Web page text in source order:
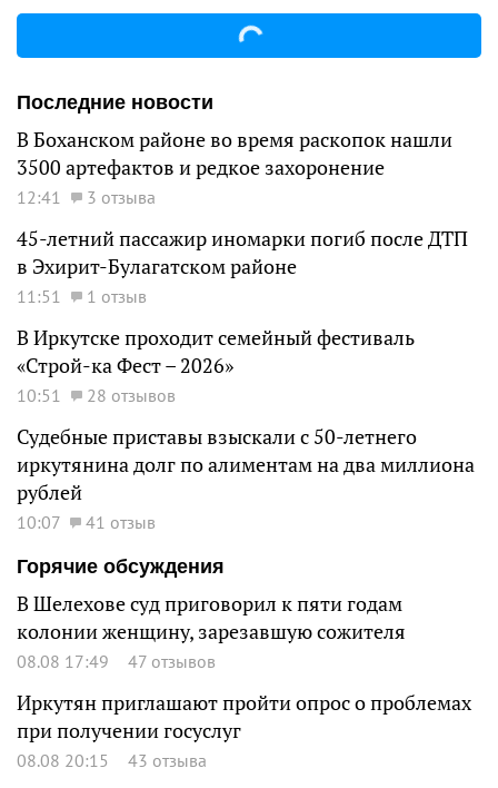
Последние новости
В Боханском районе во время раскопок нашли
3500 артефактов и редкое захоронение
12:41 3 отзыва
45-летний пассажир иномарки погиб после ДТП
в Эхирит-Булагатском районе
11:51 1 отзыв
В Иркутске проходит семейный фестиваль
«Строй-ка Фест – 2026»
10:51 28 отзывов
Судебные приставы взыскали с 50-летнего
иркутянина долг по алиментам на два миллиона
рублей
10:07
41 отзыв
Горячие обсуждения
В Шелехове суд приговорил к пяти годам
колонии женщину, зарезавшую сожителя
08.08 17:49 47 отзывов
Иркутян приглашают пройти опрос о проблемах
при получении госуслуг
08.08 20:15 43 отзыва